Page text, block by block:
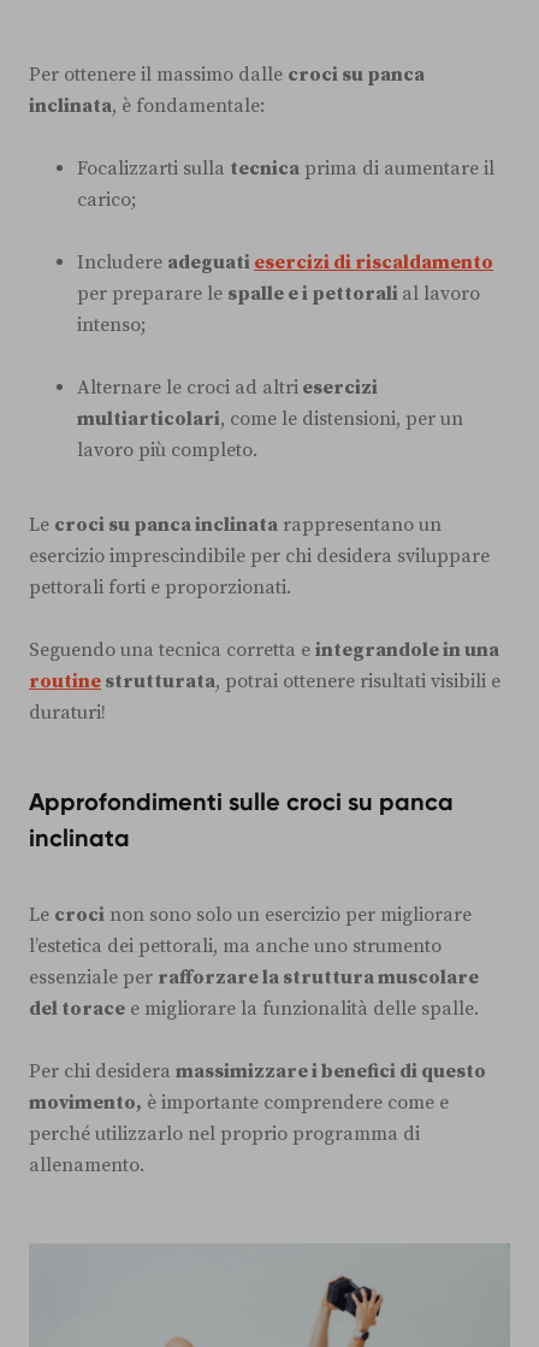
Per ottenere il massimo dalle croci su panca
inclinata, è fondamentale:
Focalizzarti sulla tecnica prima di aumentare il
carico;
Includere adeguati esercizi di riscaldamento
per preparare le spalle e i pettorali al lavoro
intenso;
Alternare le croci ad altri esercizi
multiarticolari, come le distensioni, per un
lavoro più completo.
Le croci su panca inclinata rappresentano un
esercizio imprescindibile per chi desidera sviluppare
pettorali forti e proporzionati.
Seguendo una tecnica corretta e integrandole in una
routine strutturata, potrai ottenere risultati visibili e
duraturi!
Approfondimenti sulle croci su panca
inclinata
Le croci non sono solo un esercizio per migliorare
l’estetica dei pettorali, ma anche uno strumento
essenziale per rafforzare la struttura muscolare
del torace e migliorare la funzionalità delle spalle.
Per chi desidera massimizzare i benefici di questo
movimento, è importante comprendere come e
perché utilizzarlo nel proprio programma di
allenamento.